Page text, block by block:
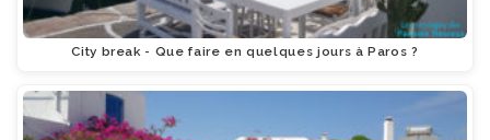
City break - Que faire en quelques jours à Paros ?